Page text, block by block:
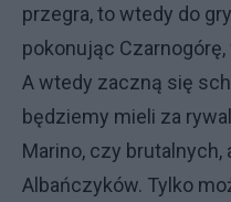
przegra, to wtedy do
pokonując
A wtedy zaczną się
będziemy mieli za
Marino, czy brutalnych,
Albańczyków. Tylko